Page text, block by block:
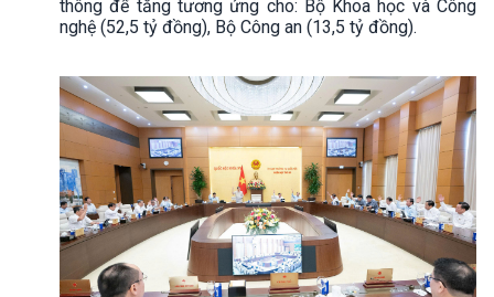
thông để tăng tương ứng cho: Bộ Khoa học và Công
nghệ (52,5 tỷ đồng), Bộ Công an (13,5 tỷ đồng).